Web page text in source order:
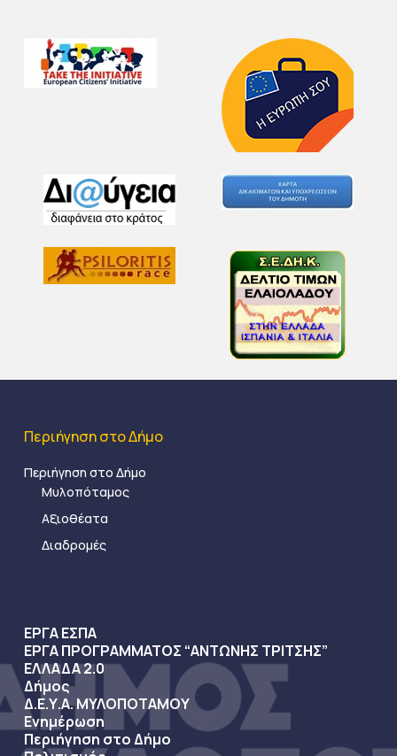
Περιήγηση στο Δήμο
Περιήγηση στο Δήμο
Μυλοπόταμος
Αξιοθέατα
Διαδρομές
ΕΡΓΑ ΕΣΠΑ
ΕΡΓΑ ΠΡΟΓΡΑΜΜΑΤΟΣ “ΑΝΤΩΝΗΣ ΤΡΙΤΣΗΣ”
ΕΛΛΑΔΑ 2.0
Δήμος
Δ.Ε.Υ.Α. ΜΥΛΟΠΟΤΑΜΟΥ
Ενημέρωση
Περιήγηση στο Δήμο